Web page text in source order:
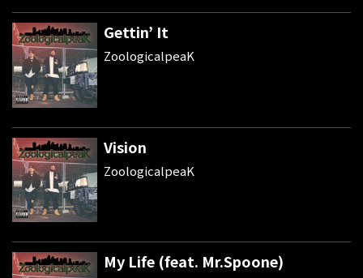
Gettin’ It
ZoologicalpeaK
Vision
ZoologicalpeaK
My Life (feat. Mr.Spoone)